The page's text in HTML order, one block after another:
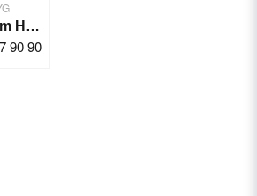
Råkostrivare 3 mm Hällde RG-7-200-250
90 90